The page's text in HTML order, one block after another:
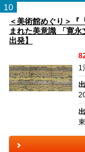
10
＜美術館めぐり＞
まれた美意識 「寛
出発】
1